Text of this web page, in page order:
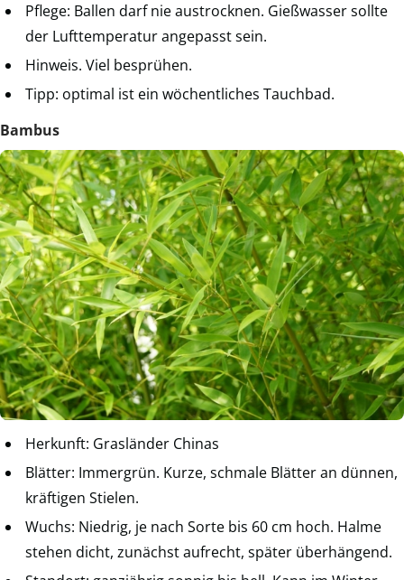
Pflege: Ballen darf nie austrocknen. Gießwasser sollte
der Lufttemperatur angepasst sein.
Hinweis. Viel besprühen.
Tipp: optimal ist ein wöchentliches Tauchbad.
Bambus
Herkunft: Grasländer Chinas
Blätter: Immergrün. Kurze, schmale Blätter an dünnen,
kräftigen Stielen.
Wuchs: Niedrig, je nach Sorte bis 60 cm hoch. Halme
stehen dicht, zunächst aufrecht, später überhängend.